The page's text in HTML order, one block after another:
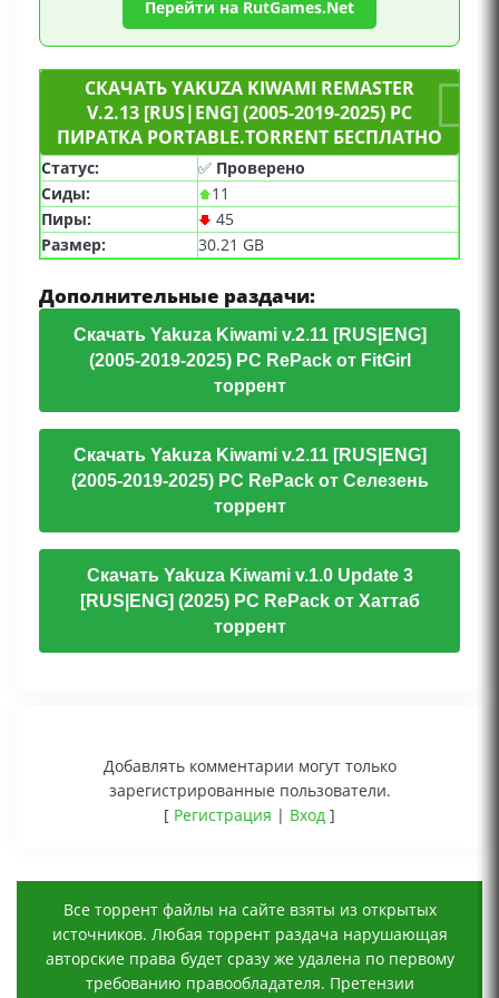
Перейти на RutGames.Net
СКАЧАТЬ YAKUZA KIWAMI REMASTER
V.2.13 [RUS|ENG] (2005-2019-2025) PC
ПИРАТКА PORTABLE.TORRENT БЕСПЛАТНО
Статус: ✅ Проверено
Сиды:
11
Пиры:
45
Размер:
30.21 GB
Дополнительные раздачи:
Скачать Yakuza Kiwami v.2.11 [RUS|ENG]
(2005-2019-2025) PC RePack от FitGirl
торрент
Скачать Yakuza Kiwami v.2.11 [RUS|ENG]
(2005-2019-2025) PC RePack от Селезень
торрент
Скачать Yakuza Kiwami v.1.0 Update 3
[RUS|ENG] (2025) PC RePack от Хаттаб
торрент
Добавлять комментарии могут только
зарегистрированные пользователи.
[ Регистрация | Вход ]
Все торрент файлы на сайте взяты из открытых
источников. Любая торрент раздача нарушающая
авторские права будет сразу же удалена по первому
требованию правообладателя. Претензии